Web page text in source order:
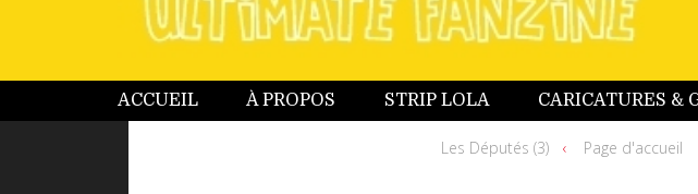
ACCUEIL À PROPOS STRIP LOLA CARICATURES &
Les Députés (3) Page d'accueil